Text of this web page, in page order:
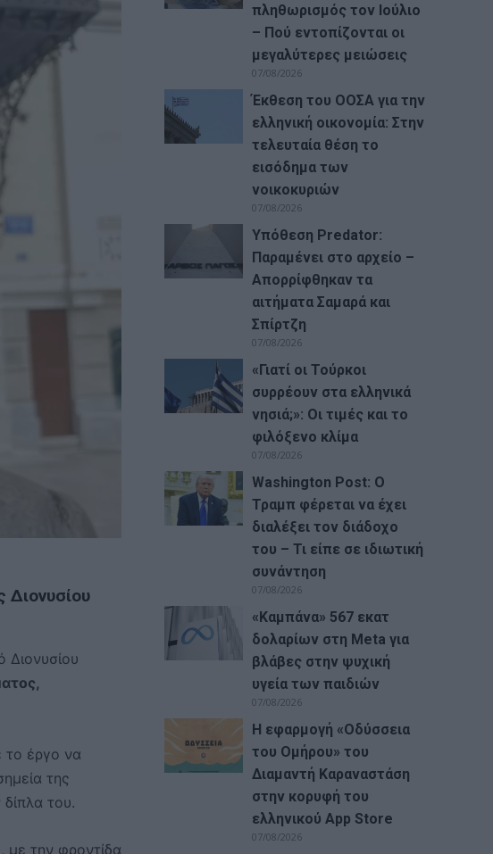
έργο να
της
του.
με την φροντίδα
πληθωρισμός τον Ιούλιο
– Πού εντοπίζονται οι
μεγαλύτερες μειώσεις
07/08/2026
Έκθεση του ΟΟΣΑ για την
ελληνική οικονομία: Στην
τελευταία θέση το
εισόδημα των
νοικοκυριών
07/08/2026
Υπόθεση Predator:
Παραμένει στο αρχείο –
Απορρίφθηκαν τα
αιτήματα Σαμαρά και
Σπίρτζη
07/08/2026
«Γιατί οι Τούρκοι
συρρέουν στα ελληνικά
νησιά;»: Οι τιμές και το
φιλόξενο κλίμα
07/08/2026
Washington Post: Ο
Τραμπ φέρεται να έχει
διαλέξει τον διάδοχο
του – Τι είπε σε ιδιωτική
συνάντηση
07/08/2026
«Καμπάνα» 567 εκατ
δολαρίων στη Meta για
βλάβες στην ψυχική
υγεία των παιδιών
07/08/2026
Η εφαρμογή «Οδύσσεια
του Ομήρου» του
Διαμαντή Καραναστάση
στην κορυφή του
ελληνικού App Store
07/08/2026